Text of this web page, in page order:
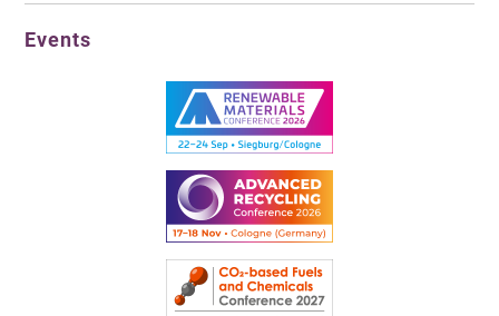
Events